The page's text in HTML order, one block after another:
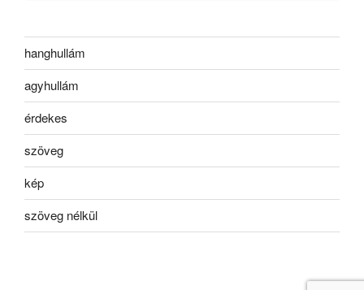
hanghullám
agyhullám
érdekes
szöveg
kép
szöveg nélkül